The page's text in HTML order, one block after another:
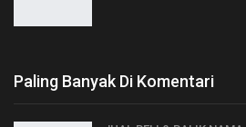
Paling Banyak Di Komentari